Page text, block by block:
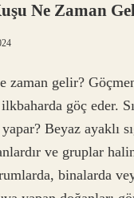
Ne Zaman
zaman gelir?
göç eder.
Beyaz ayaklı
ve gruplar
binalarda